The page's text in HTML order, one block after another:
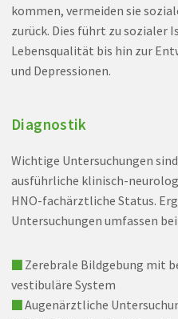
kommen, vermeiden sie
zurück. Dies führt zu sozialer
Lebensqualität bis hin zur
und Depressionen.
Diagnostik
Wichtige Untersuchungen
ausführliche klinisch-
HNO-fachärztliche Status.
Untersuchungen umfassen
■ Zerebrale Bildgebung mit
vestibuläre System
■Augenärztliche